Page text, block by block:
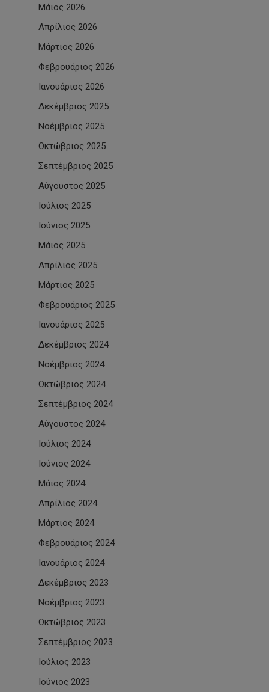
Μάιος 2026
Απρίλιος 2026
Μάρτιος 2026
Φεβρουάριος 2026
Ιανουάριος 2026
Δεκέμβριος 2025
Νοέμβριος 2025
Οκτώβριος 2025
Σεπτέμβριος 2025
Αύγουστος 2025
Ιούλιος 2025
Ιούνιος 2025
Μάιος 2025
Απρίλιος 2025
Μάρτιος 2025
Φεβρουάριος 2025
Ιανουάριος 2025
Δεκέμβριος 2024
Νοέμβριος 2024
Οκτώβριος 2024
Σεπτέμβριος 2024
Αύγουστος 2024
Ιούλιος 2024
Ιούνιος 2024
Μάιος 2024
Απρίλιος 2024
Μάρτιος 2024
Φεβρουάριος 2024
Ιανουάριος 2024
Δεκέμβριος 2023
Νοέμβριος 2023
Οκτώβριος 2023
Σεπτέμβριος 2023
Ιούλιος 2023
Ιούνιος 2023